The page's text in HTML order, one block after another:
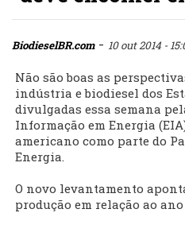
BiodieselBR.com- 10 out 2014 -
Não são boas as
indústria e biodiesel dos
divulgadas essa semana
Informação em Energia
americano como parte do
Energia.
O novo levantamento
produção em relação ao